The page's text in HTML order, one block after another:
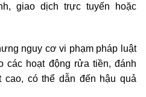
giao dịch trực tuyến hoặc
nguy cơ vi phạm pháp luật
các hoạt động rửa tiền, đánh
có thể dẫn đến hậu quả